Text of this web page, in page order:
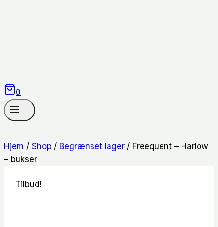
0
Hjem / Shop / Begrænset lager / Freequent – Harlow
– bukser
Tilbud!